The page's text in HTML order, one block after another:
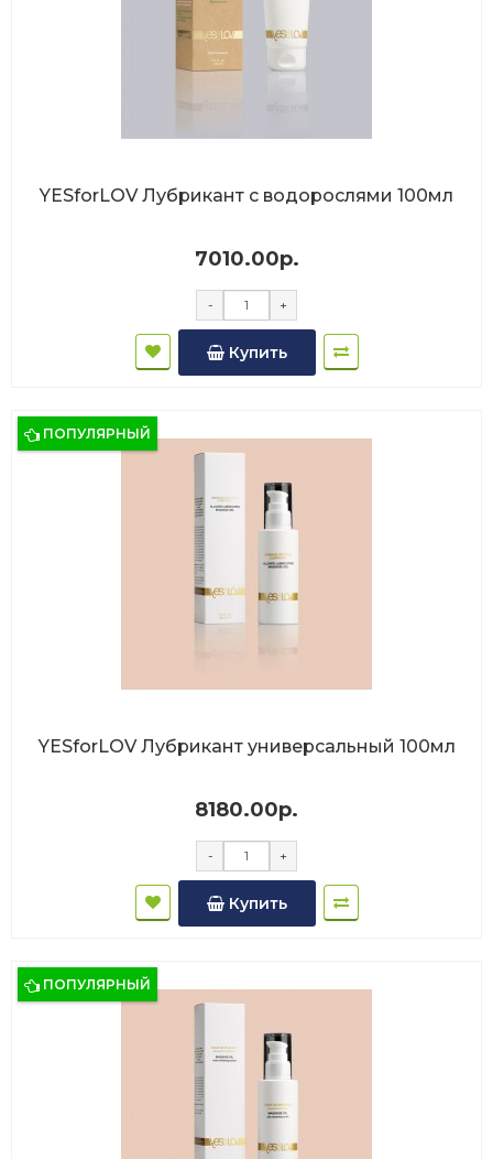
YESforLOV Лубрикант с водорослями 100мл
7010.00р.
- +
Купить
ПОПУЛЯРНЫЙ
YESforLOV Лубрикант универсальный 100мл
8180.00р.
- +
Купить
ПОПУЛЯРНЫЙ